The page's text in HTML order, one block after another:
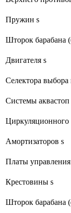
Пружин s
Шторок барабана
Двигателя s
Селектора
Системы аквастоп
Циркуляционного
Амортизаторов s
Платы
Крестовины s
Шторок барабана